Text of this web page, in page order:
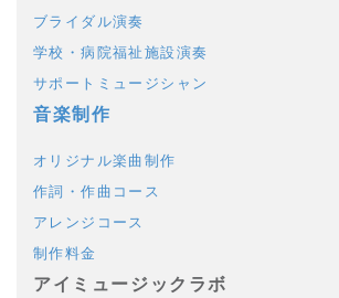
ブライダル演奏
学校・病院福祉施設演奏
サポートミュージシャン
音楽制作
オリジナル楽曲制作
作詞・作曲コース
アレンジコース
制作料金
アイミュージックラボ